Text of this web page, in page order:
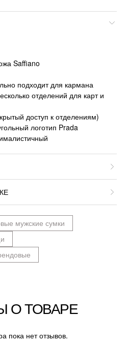
Saffiano
подходит для кармана
отделений для карт и
доступ к отделениям)
логотип Prada
мужские сумки
О ТОВАРЕ
пока нет отзывов.